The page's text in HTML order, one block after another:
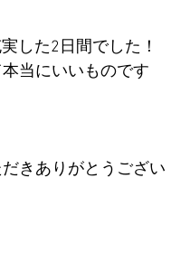
した2日間でした！
当にいいものです
きありがとうござい